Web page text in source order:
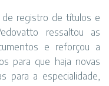
registro de títulos e
ressaltou as
e reforçou a
para que haja novas
para a especialidade,